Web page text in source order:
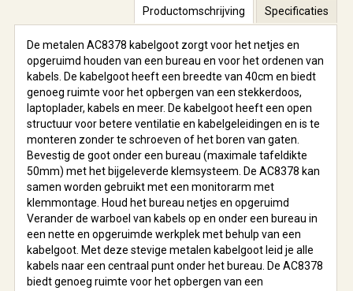
Productomschrijving Specificaties
De metalen AC8378 kabelgoot zorgt voor het netjes en
opgeruimd houden van een bureau en voor het ordenen van
kabels. De kabelgoot heeft een breedte van 40cm en biedt
genoeg ruimte voor het opbergen van een stekkerdoos,
laptoplader, kabels en meer. De kabelgoot heeft een open
structuur voor betere ventilatie en kabelgeleidingen en is te
monteren zonder te schroeven of het boren van gaten.
Bevestig de goot onder een bureau (maximale tafeldikte
50mm) met het bijgeleverde klemsysteem. De AC8378 kan
samen worden gebruikt met een monitorarm met
klemmontage. Houd het bureau netjes en opgeruimd
Verander de warboel van kabels op en onder een bureau in
een nette en opgeruimde werkplek met behulp van een
kabelgoot. Met deze stevige metalen kabelgoot leid je alle
kabels naar een centraal punt onder het bureau. De AC8378
biedt genoeg ruimte voor het opbergen van een